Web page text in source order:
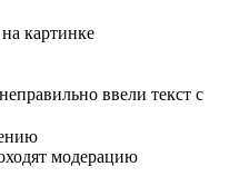
картинке
ввели текст с
модерацию